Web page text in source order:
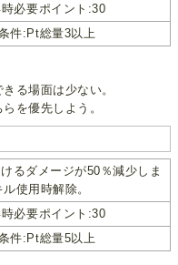
必要ポイント:30
件:Pt総量3以上
る場面は少ない。
を優先しよう。
るダメージが50％減少しま
使用時解除。
必要ポイント:30
件:Pt総量5以上